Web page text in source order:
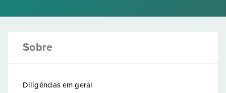
Sobre
Diligências em geral